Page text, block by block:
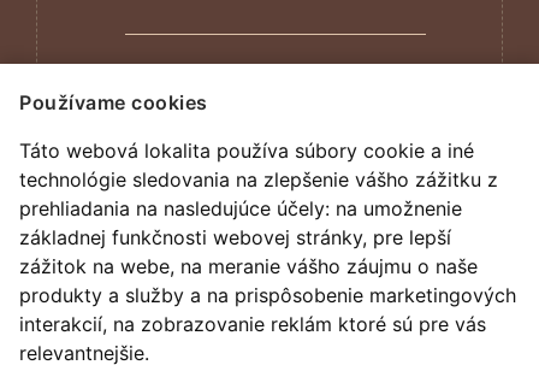
Používame cookies
Táto webová lokalita používa súbory cookie a iné
technológie sledovania na zlepšenie vášho zážitku z
prehliadania na nasledujúce účely: na umožnenie
základnej funkčnosti webovej stránky, pre lepší
zážitok na webe, na meranie vášho záujmu o naše
produkty a služby a na prispôsobenie marketingových
interakcií, na zobrazovanie reklám ktoré sú pre vás
relevantnejšie.